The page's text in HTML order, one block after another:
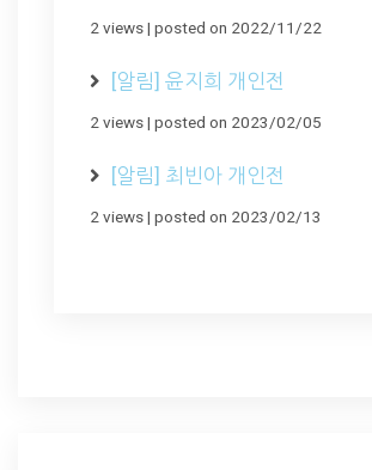
2 views| posted on 2022/11/22
[알림] 윤지희 개인전
2 views| posted on 2023/02/05
[알림] 최빈아 개인전
2 views| posted on 2023/02/13